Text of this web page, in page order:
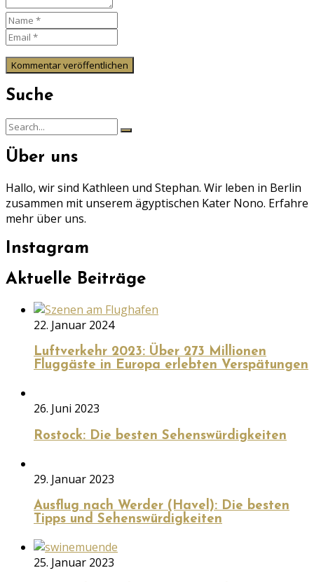
Suche
Search
Search
Über uns
Hallo, wir sind Kathleen und Stephan. Wir leben in Berlin
zusammen mit unserem ägyptischen Kater Nono. Erfahre
mehr über uns.
Instagram
Aktuelle Beiträge
22. Januar 2024
Luftverkehr 2023: Über 273 Millionen
Fluggäste in Europa erlebten Verspätungen
26. Juni 2023
Rostock: Die besten Sehenswürdigkeiten
29. Januar 2023
Ausflug nach Werder (Havel): Die besten
Tipps und Sehenswürdigkeiten
25. Januar 2023